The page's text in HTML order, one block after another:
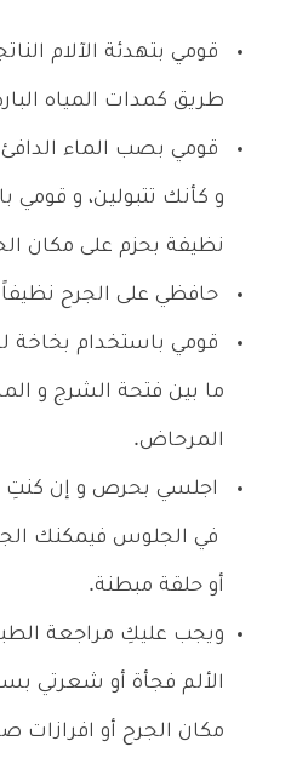
قومي بتهدئة الآلام
طريق كمدات المياه
قومي بصب الماء
و كأنك تتبولين، و
نظيفة بحزم على مكان
حافظي على الجرح
قومي باستخدام
ما بين فتحة الشرج و
المرحاض.
اجلسي بحرص و إن كنتِ
في الجلوس فيمكنك
أو حلقة مبطنة.
ويجب عليكِ مراجعة
الألم فجأة أو شعرتي
مكان الجرح أو افرازات